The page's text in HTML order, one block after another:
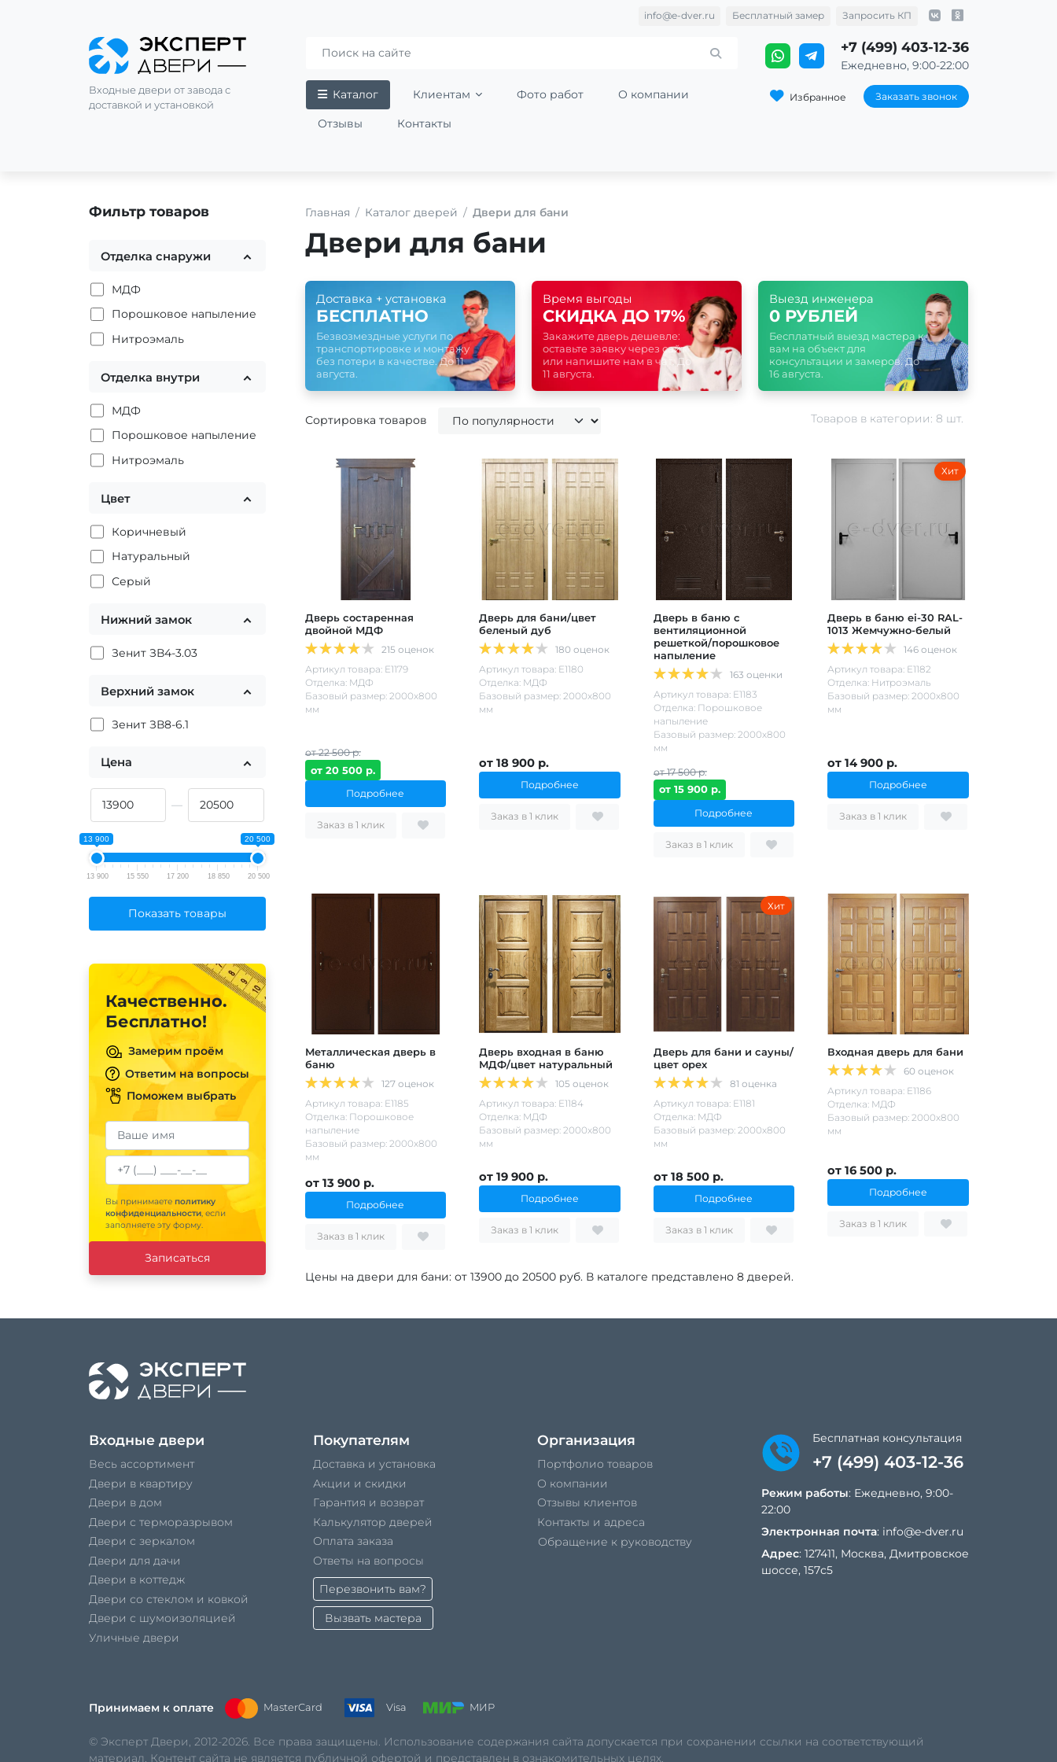
Входные двери от завода с
доставкой и установкой
Каталог Клиентам Фото работ О компании
Отзывы Контакты
+7 (499) 403-12-36
Ежедневно, 9:00-22:00
Избранное Заказать звонок
info@e-dver.ru Бесплатный замер Запросить КП
Главная Каталог дверей Двери для бани
Двери для бани
Доставка + установка
БЕСПЛАТНО
Безвозмездные услуги по
транспортировке и монтажу
без потери в качестве. До 11
августа.
Время выгоды
СКИДКА ДО 17%
Закажите дверь дешевле:
оставьте заявку через сайт
или напишите нам в чат. До
11 августа.
Выезд инженера
0 РУБЛЕЙ
Бесплатный выезд мастера к
вам на объект для
консультации и замеров. До
16 августа.
Сортировка товаров Товаров в категории: 8 шт.
Дверь состаренная
двойной МДФ
215 оценок
Артикул товара: Е1179
Отделка: МДФ
Базовый размер: 2000х800
мм
от 22 500 р.
от 20 500 р.
Подробнее
Заказ в 1 клик
Дверь для бани/цвет
беленый дуб
180 оценок
Артикул товара: Е1180
Отделка: МДФ
Базовый размер: 2000х800
мм
от 18 900 р.
Подробнее
Заказ в 1 клик
Дверь в баню с
вентиляционной
решеткой/порошковое
напыление
163 оценки
Артикул товара: Е1183
Отделка: Порошковое
напыление
Базовый размер: 2000х800
мм
от 17 500 р.
от 15 900 р.
Подробнее
Заказ в 1 клик
Хит
Дверь в баню ei-30 RAL-
1013 Жемчужно-белый
146 оценок
Артикул товара: Е1182
Отделка: Нитроэмаль
Базовый размер: 2000х800
мм
от 14 900 р.
Подробнее
Заказ в 1 клик
Металлическая дверь в
баню
127 оценок
Артикул товара: Е1185
Отделка: Порошковое
напыление
Базовый размер: 2000х800
мм
от 13 900 р.
Подробнее
Заказ в 1 клик
Дверь входная в баню
МДФ/цвет натуральный
105 оценок
Артикул товара: Е1184
Отделка: МДФ
Базовый размер: 2000х800
мм
от 19 900 р.
Подробнее
Заказ в 1 клик
Хит
Дверь для бани и сауны/
цвет орех
81 оценка
Артикул товара: Е1181
Отделка: МДФ
Базовый размер: 2000х800
мм
от 18 500 р.
Подробнее
Заказ в 1 клик
Входная дверь для бани
60 оценок
Артикул товара: Е1186
Отделка: МДФ
Базовый размер: 2000х800
мм
от 16 500 р.
Подробнее
Заказ в 1 клик
Цены на двери для бани: от 13900до 20500руб. В каталоге представлено 8 дверей.
Фильтр товаров
Отделка снаружи
МДФ
Порошковое напыление
Нитроэмаль
Отделка внутри
МДФ
Порошковое напыление
Нитроэмаль
Цвет
Коричневый
Натуральный
Серый
Нижний замок
Зенит ЗВ4-3.03
Верхний замок
Зенит ЗВ8-6.1
Цена
—
13 900 20 500
13 900 15 550 17 200 18 850 20 500
Показать товары
Качественно.
Бесплатно!
Замерим проём
Ответим на вопросы
Поможем выбрать
Вы принимаете политику
конфиденциальности, если
заполняете эту форму.
Записаться
Входные двери
Весь ассортимент
Двери в квартиру
Двери в дом
Двери с терморазрывом
Двери с зеркалом
Двери для дачи
Двери в коттедж
Двери со стеклом и ковкой
Двери с шумоизоляцией
Уличные двери
Покупателям
Доставка и установка
Акции и скидки
Гарантия и возврат
Калькулятор дверей
Оплата заказа
Ответы на вопросы
Перезвонить вам?
Вызвать мастера
Организация
Портфолио товаров
О компании
Отзывы клиентов
Контакты и адреса
Обращение к руководству
Бесплатная консультация
+7 (499) 403-12-36
Режим работы: Ежедневно, 9:00-
22:00
Электронная почта: info@e-dver.ru
Адрес: 127411, Москва, Дмитровское
шоссе, 157с5
Принимаем к оплате MasterCard Visa МИР
© Эксперт Двери, 2012-2026. Все права защищены. Использование содержания сайта допускается при сохранении ссылки на соответствующий
материал. Контент сайта не является публичной офертой и представлен в ознакомительных целях.